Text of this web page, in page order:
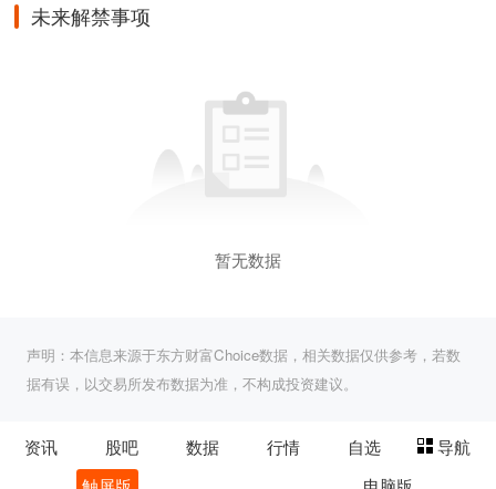
未来解禁事项
暂无数据
声明：本信息来源于东方财富Choice数据，相关数据仅供参考，若数
据有误，以交易所发布数据为准，不构成投资建议。
资讯 股吧 数据 行情 自选
导航